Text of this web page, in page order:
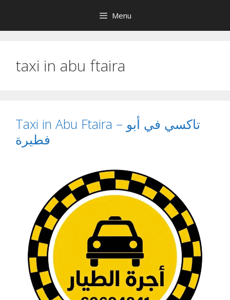
content
Menu
taxi in abu ftaira
Taxi in Abu Ftaira – تاكسي في أبو
فطيرة